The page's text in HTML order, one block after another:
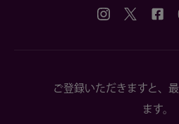
ご登録いただきますと、
ます。